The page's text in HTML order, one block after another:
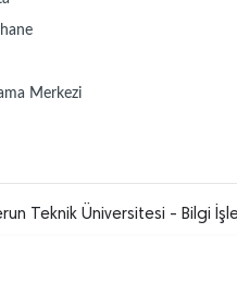
Merkezi
Teknik Üniversitesi - Bilgi